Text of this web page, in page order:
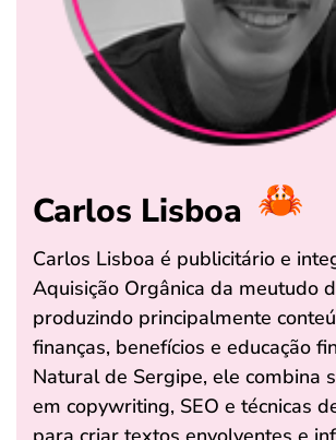
Carlos Lisboa
Carlos Lisboa é publicitário e
Aquisição Orgânica da meutudo
produzindo principalmente
finanças, benefícios e educação
Natural de Sergipe, ele combina
em copywriting, SEO e técnicas